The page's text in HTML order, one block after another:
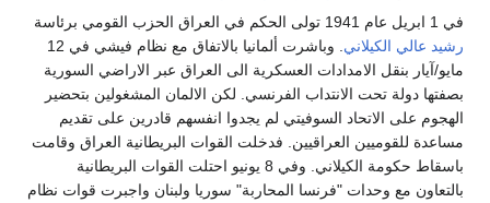
عالي الكيلاني
. وباشرت ألمانيا بالاتفاق مع نظام فيشي في 12
آيار بنقل الامدادات العسكرية الى العراق عبر الاراضي السورية
دولة تحت الانتداب الفرنسي. لكن الالمان المشغولين بتحضير
على الاتحاد السوفيتي لم يجدوا انفسهم قادرين على تقديم
للقوميين العراقيين. فدخلت القوات البريطانية العراق وقامت
باسقاط حكومة الكيلاني. وفي 8 يونيو احتلت القوات البريطانية
مع وحدات "فرنسا المحاربة" سوريا ولبنان واجبرت قوات نظام